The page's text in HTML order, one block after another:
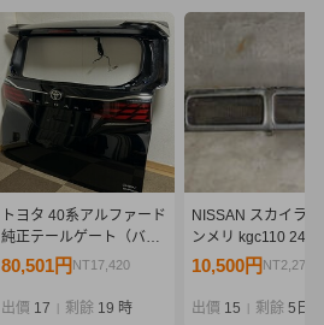
トヨタ 40系アルファード
純正テールゲート（バッ
クドア） リアビューカメ
AGH45W, AAHH40W,
80,501円 NT17,420
出價 17 剩餘 19 時
NISSAN スカイラ
ンメリ kgc110
フロント グリル 日
旧車 当時物
10,500円 NT2,272
出價 15 剩餘 5日